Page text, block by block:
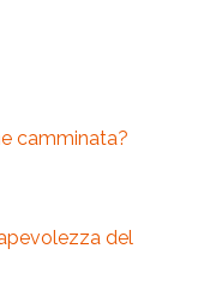
camminata?
del